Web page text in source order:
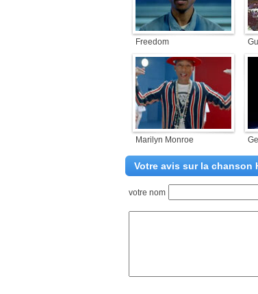
Freedom
Marilyn Monroe
Votre avis sur la chanson
votre nom